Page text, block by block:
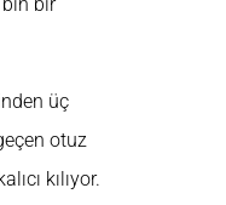
üç
otuz
kılıyor.